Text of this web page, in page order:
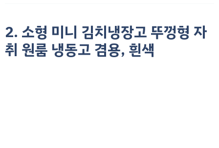
2. 소형 미니 김치냉장고 뚜껑형 자
취 원룸 냉동고 겸용, 흰색